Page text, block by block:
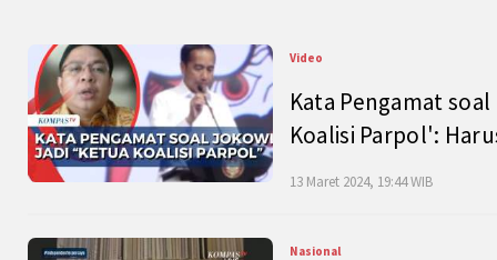
Video
Kata Pengamat
Koalisi Parpol':
13 Maret 2024, 19:44 WIB
Nasional